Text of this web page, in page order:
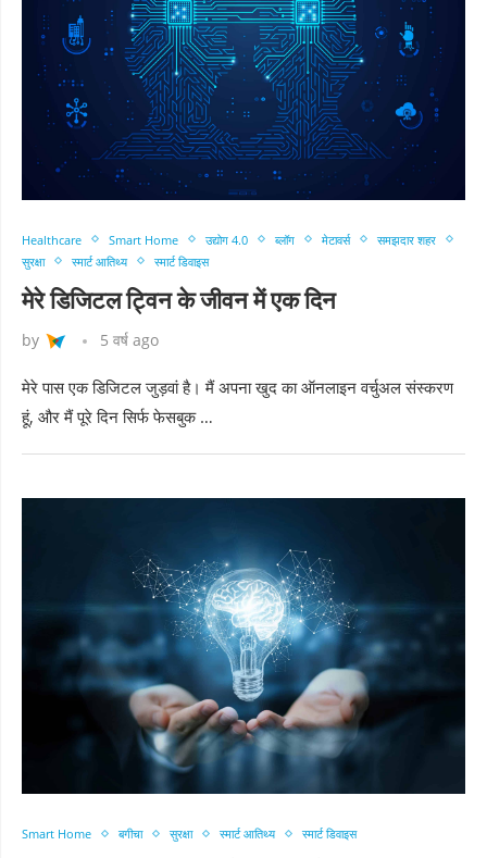
Healthcare Smart Home उद्योग 4.0 ब्लॉग मेटावर्स
समझदार शहर
सुरक्षा
स्मार्ट आतिथ्य स्मार्ट डिवाइस
मेरे डिजिटल ट्विन के जीवन में एक दिन
by 5 वर्ष ago
मेरे पास एक डिजिटल जुड़वां है। मैं अपना खुद का ऑनलाइन वर्चुअल संस्करण
हूं, और मैं पूरे दिन सिर्फ फेसबुक …
Smart Home बगीचा सुरक्षा स्मार्ट आतिथ्य स्मार्ट डिवाइस